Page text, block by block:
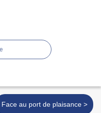
Face au port de plaisance >